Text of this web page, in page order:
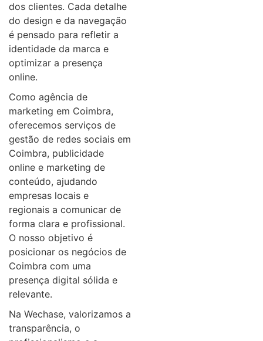
dos clientes. Cada detalhe
do design e da navegação
é pensado para refletir a
identidade da marca e
optimizar a presença
online.
Como agência de
marketing em Coimbra,
oferecemos serviços de
gestão de redes sociais em
Coimbra, publicidade
online e marketing de
conteúdo, ajudando
empresas locais e
regionais a comunicar de
forma clara e profissional.
O nosso objetivo é
posicionar os negócios de
Coimbra com uma
presença digital sólida e
relevante.
Na Wechase, valorizamos a
transparência, o